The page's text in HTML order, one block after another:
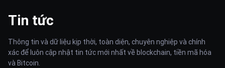
Tin tức
Thông tin và dữ liệu kịp thời, toàn diện, chuyên nghiệp và chính
xác để luôn cập nhật tin tức mới nhất về blockchain, tiền mã hóa
và Bitcoin.